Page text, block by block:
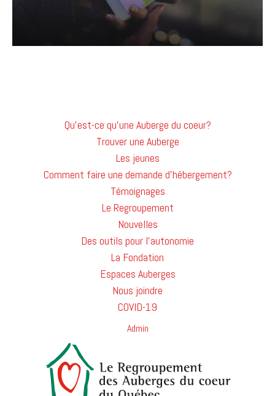
Qu'est-ce qu'une Auberge du coeur?
Trouver une Auberge
Les jeunes
Comment faire une demande d'hébergement?
Témoignages
Le Regroupement
Nouvelles
Des outils pour l'autonomie
La Fondation
Espaces Auberges
Nous joindre
COVID-19
Admin